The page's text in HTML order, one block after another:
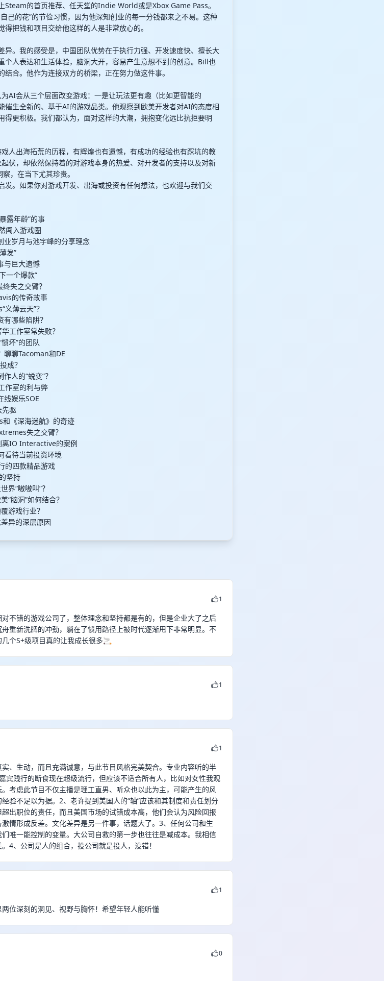
Steam的首页推荐、任天堂的Indie World或是Xbox Game Pass。
己的花”的节俭习惯，因为他深知创业的每一分钱都来之不易。这种
把钱和项目交给他这样的人是非常放心的。
异。我的感受是，中国团队优势在于执行力强、开发速度快、擅长大
个人表达和生活体验，脑洞大开，容易产生意想不到的创意。Bill也
合。他作为连接双方的桥梁，正在努力做这件事。
AI会从三个层面改变游戏：一是让玩法更有趣（比如更智能的
催生全新的、基于AI的游戏品类。他观察到欧美开发者对AI的态度相
得更积极。我们都认为，面对这样的大潮，拥抱变化远比抗拒要明
人出海拓荒的历程，有辉煌也有遗憾，有成功的经验也有踩坑的教
伏，却依然保持着的对游戏本身的热爱、对开发者的支持以及对新
，在当下尤其珍贵。
发。如果你对游戏开发、出海或投资有任何想法，也欢迎与我们交
露年龄”的事
闯入游戏圈
业岁月与池宇峰的分享理念
发”
与巨大遗憾
一个爆款”
失之交臂？
的传奇故事
薄云天”？
哪些陷阱？
工作室常失败？
坏”的团队
聊聊Tacoman和DE
成？
人的“蜕变”？
作室的利与弊
线娱乐SOE
先驱
《深海迷航》的奇迹
失之交臂？
离IO Interactive的案例
看待当前投资环境
的四款精品游戏
坚持
界“嗷嗷叫”？
“脑洞”如何结合？
游戏行业？
异的深层原因
1
不错的游戏公司了，整体理念和坚持都是有的，但是企业大了之后
重新洗牌的冲劲，躺在了惯用路径上被时代逐渐甩下非常明显。不
个S+级项目真的让我成长很多🚬
1
1
、生动，而且充满诚意，与此节目风格完美契合。专业内容听的半
宾践行的断食现在超级流行，但应该不适合所有人，比如对女性我观
考虑此节目不仅主播是理工直男、听众也以此为主，可能产生的风
验不足以为据。2、老许提到美国人的“轴”应该和其制度和责任划分
出职位的责任，而且美国市场的试错成本高，他们会认为风险回报
情形成反差。文化差异是另一件事，话题大了。3、任何公司和生
唯一能控制的变量。大公司自救的第一步也往往是减成本。我相信
4、公司是人的组合，投公司就是投人，没错！
1
位深刻的洞见、视野与胸怀！希望年轻人能听懂
0